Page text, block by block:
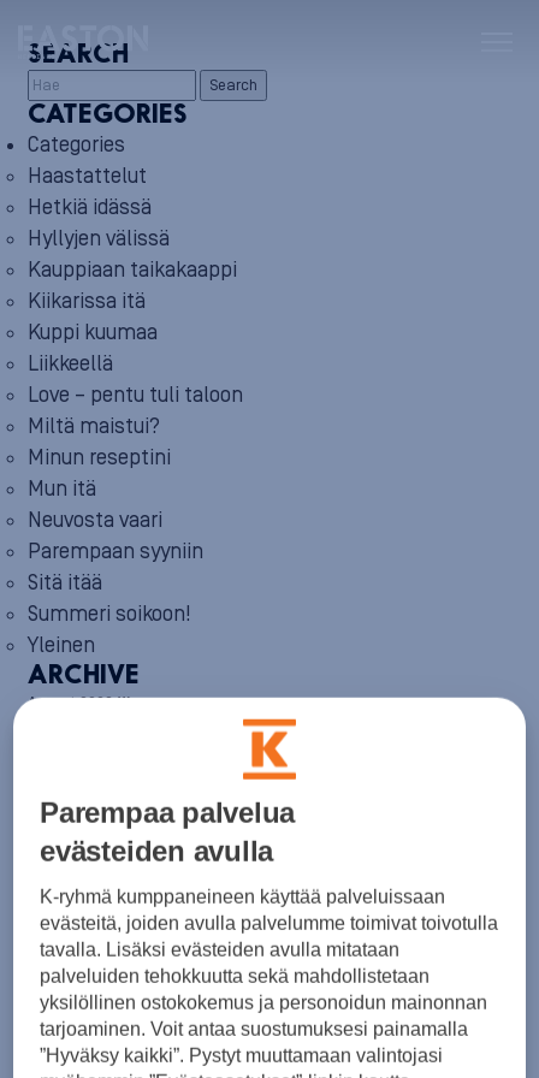
SEARCH
Search
CATEGORIES
Categories
Haastattelut
Hetkiä idässä
Hyllyjen välissä
Kauppiaan taikakaappi
Kiikarissa itä
Kuppi kuumaa
Liikkeellä
Love – pentu tuli taloon
Miltä maistui?
Minun reseptini
Mun itä
Neuvosta vaari
Parempaan syyniin
Sitä itää
Summeri soikoon!
Yleinen
ARCHIVE
August 2026(1)
April 2026
March 2026 (8)
February 2026(5)
December 2025(8)
November 2025(7)
October 2025 (8)
September 2025 (5)
August 2025
July 2025(7)
June 2025(7)
May 2025(6)
Parempaa palvelua
evästeiden avulla
K-ryhmä kumppaneineen käyttää palveluissaan
evästeitä, joiden avulla palvelumme toimivat toivotulla
tavalla. Lisäksi evästeiden avulla mitataan
palveluiden tehokkuutta sekä mahdollistetaan
yksilöllinen ostokokemus ja personoidun mainonnan
tarjoaminen. Voit antaa suostumuksesi painamalla
”Hyväksy kaikki”. Pystyt muuttamaan valintojasi